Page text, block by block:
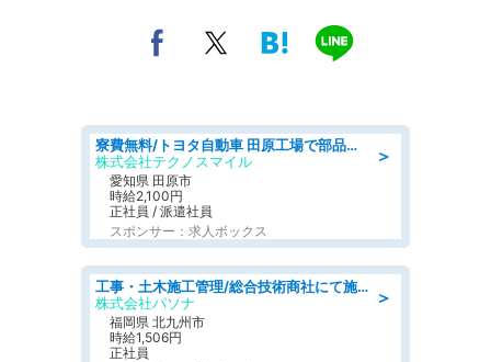
＞
寮費無料/トヨタ自動車 田原工場で部品の組立製造/tutumi
株式会社テクノスマイル
愛知県 田原市
時給2,100円
正社員 / 派遣社員
スポンサー：求人ボックス
＞
工事・土木施工管理/総合技術商社にて施工管理のお仕事/即日勤務可/車通勤可/工事・土木施工管理/生産・品質管理
株式会社パソナ
福岡県 北九州市
時給1,506円
正社員